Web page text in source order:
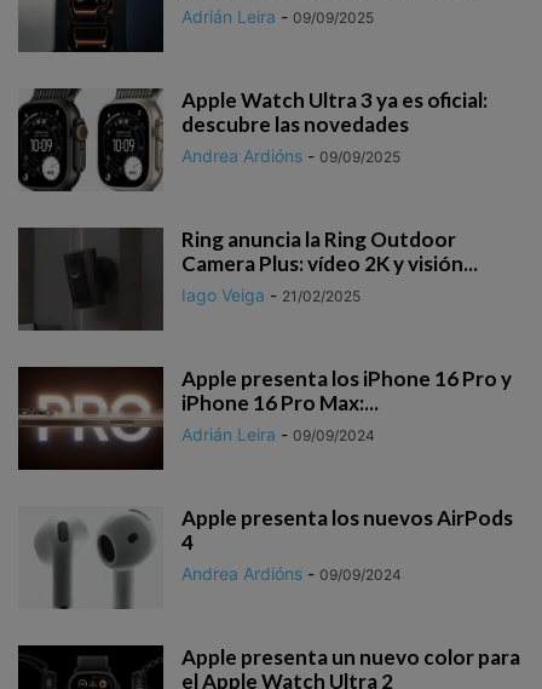
Adrián Leira - 09/09/2025
Apple Watch Ultra 3 ya es oficial:
descubre las novedades
Andrea Ardións - 09/09/2025
Ring anuncia la Ring Outdoor
Camera Plus: vídeo 2K y visión...
Iago Veiga - 21/02/2025
Apple presenta los iPhone 16 Pro y
iPhone 16 Pro Max:...
Adrián Leira - 09/09/2024
Apple presenta los nuevos AirPods
4
Andrea Ardións - 09/09/2024
Apple presenta un nuevo color para
el Apple Watch Ultra 2